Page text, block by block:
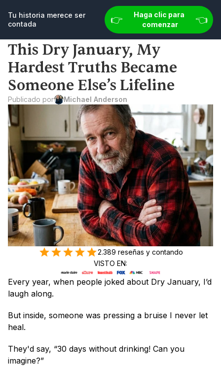
historia merece ser contada 👉 Haga clic para comenzar 👈
Tu historia merece ser
contada
👉
Haga clic para
comenzar
👈
This Dry January, My
Hardest Truths Became
Someone Else’s Lifeline
Publicado por Michael Anderson
2.389 reseñas y contando
VISTO EN:
Every year, when people joked about Dry January, I’d
laugh along.
But inside, someone was pressing a bruise I never let
heal.
They'd say, “30 days without drinking! Can you
imagine?”